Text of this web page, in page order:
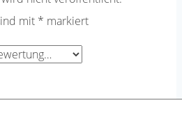
mit * markiert